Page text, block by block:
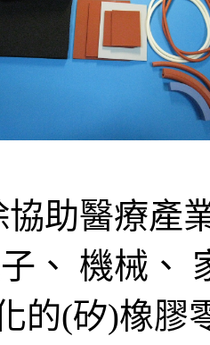
協助醫療產
、 機械、
的(矽)橡膠